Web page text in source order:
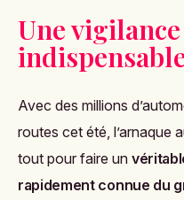
Une vigilance
Avec des millions
routes cet été, l’arnaque
tout pour faire un
rapidement connue du